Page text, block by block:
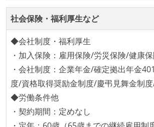
いる
ドキュメントの整備やペアプロ、モ
レッジの共有を積極的に行っている
取り組みをしている）
大規模サービスの開発
テーブル数が多い (数百以上)
大規模テーブルあり（1テーブルあ
ド以上）
社会保険・福利厚生など
◆会社制度・福利厚生
・加入保険：雇用保険/労災保険/健康
・会社制度：企業年金/確定拠出年金
度/資格取得奨励金制度/慶弔見舞金制
◆労働条件他
・契約期間：定めなし